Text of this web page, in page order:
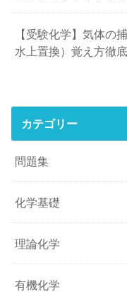
【受験化学】気体の
水上置換）覚え方徹
カテゴリー
問題集
化学基礎
理論化学
有機化学